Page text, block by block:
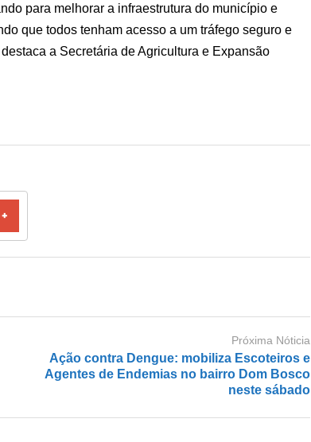
para melhorar a infraestrutura do município e
que todos tenham acesso a um tráfego seguro e
a Secretária de Agricultura e Expansão
Próxima Nóticia
Ação contra Dengue: mobiliza Escoteiros e
Agentes de Endemias no bairro Dom Bosco
neste sábado